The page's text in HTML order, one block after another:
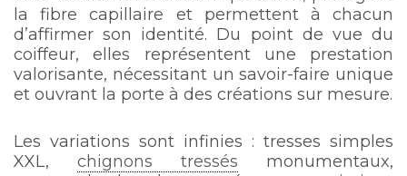
la fibre capillaire et permettent à chacun
d’affirmer son identité. Du point de vue du
coiffeur, elles représentent une prestation
valorisante, nécessitant un savoir-faire unique
et ouvrant la porte à des créations sur mesure.
Les variations sont infinies : tresses simples
XXL, chignons tressés monumentaux,